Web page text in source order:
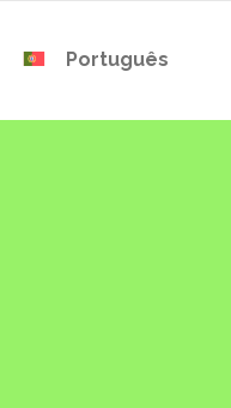
Português